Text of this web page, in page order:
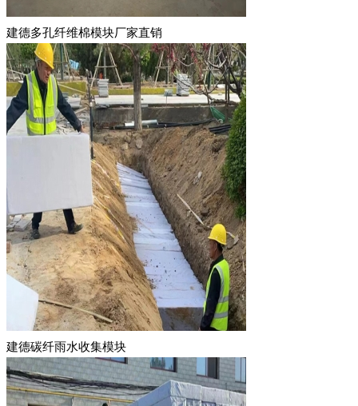
建德多孔纤维棉模块厂家直销
建德碳纤雨水收集模块